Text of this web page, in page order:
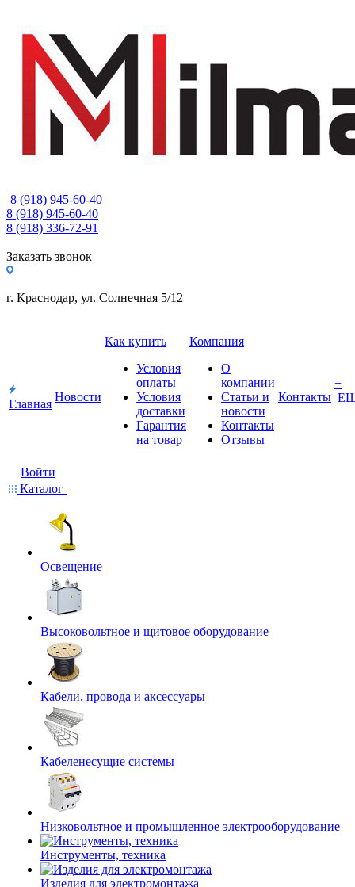
8 (918) 945-60-40
8 (918) 945-60-40
8 (918) 336-72-91
Заказать звонок
г. Краснодар, ул. Солнечная 5/12
Главная
Новости
Как купить
Условия
оплаты
Условия
доставки
Гарантия
на товар
Компания
О
компании
Статьи и
новости
Контакты
Отзывы
Контакты
+
Войти
Каталог
Освещение
Высоковольтное и щитовое оборудование
Кабели, провода и аксессуары
Кабеленесущие системы
Низковольтное и промышленное электрооборудование
Инструменты, техника
Изделия для электромонтажа